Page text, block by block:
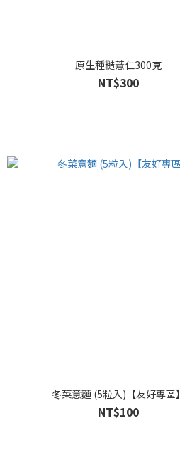
原生種糙薏仁300克
NT$300
冬菜意麵 (5粒入)【友好專區】
NT$100